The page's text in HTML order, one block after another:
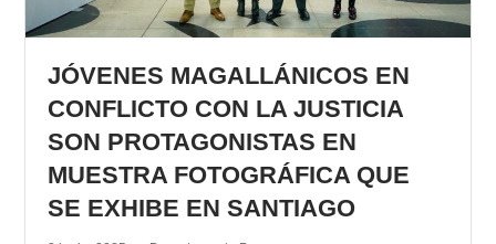
JÓVENES MAGALLÁNICOS EN
CONFLICTO CON LA JUSTICIA
SON PROTAGONISTAS EN
MUESTRA FOTOGRÁFICA QUE
SE EXHIBE EN SANTIAGO